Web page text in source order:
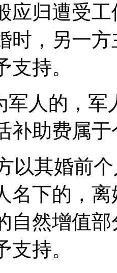
应归遭受
时，另一
支持。
军人的，
补助费属
以其婚前
名下的， 离
自然增值
支持。